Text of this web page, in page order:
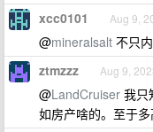
xcc0101 Aug 9,
@mineralsalt 不只
ztmzzz Aug 9,
@LandCruiser 我只
如房产啥的。至于